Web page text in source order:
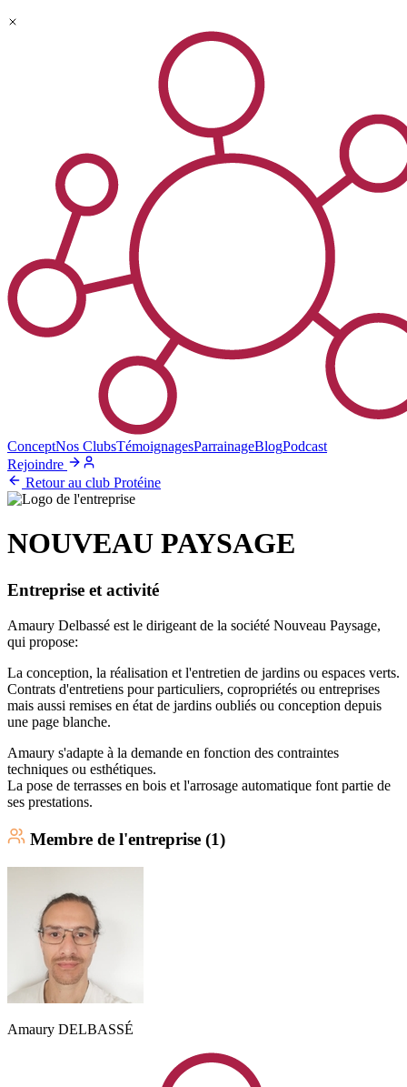
ConceptNos ClubsTémoignagesParrainageBlogPodcast
Rejoindre
Retour au club Protéine
NOUVEAU PAYSAGE
Entreprise et activité
Amaury Delbassé est le dirigeant de la société Nouveau Paysage,
qui propose:
La conception, la réalisation et l'entretien de jardins ou espaces verts.
Contrats d'entretiens pour particuliers, copropriétés ou entreprises
mais aussi remises en état de jardins oubliés ou conception depuis
une page blanche.
Amaury s'adapte à la demande en fonction des contraintes
techniques ou esthétiques.
La pose de terrasses en bois et l'arrosage automatique font partie de
ses prestations.
Membre de l'entreprise (1)
Amaury DELBASSÉ